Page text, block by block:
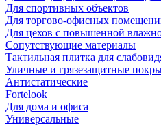
Для спортивных объектов
Для торгово-офисных
Для цехов с повышенной
Сопутствующие материалы
Тактильная плитка для
Уличные и грязезащитные
Антистатические
Fortelook
Для дома и офиса
Универсальные